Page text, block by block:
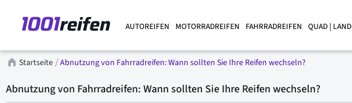
AUTOREIFEN MOTORRADREIFEN FAHRRADREIFEN QUAD | LAND
Startseite Abnutzung von Fahrradreifen: Wann sollten Sie Ihre Reifen wechseln?
Abnutzung von Fahrradreifen: Wann sollten Sie Ihre Reifen wechseln?